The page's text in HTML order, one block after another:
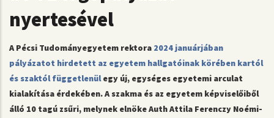
nyertesével
A Pécsi Tudományegyetem rektora 2024 januárjában
pályázatot hirdetett az egyetem hallgatóinak körében kartól
és szaktól függetlenülegy új, egységes egyetemi arculat
kialakítása érdekében. A szakma és az egyetem képviselőiből
álló 10 tagú zsűri, melynek elnöke Auth Attila Ferenczy Noémi-